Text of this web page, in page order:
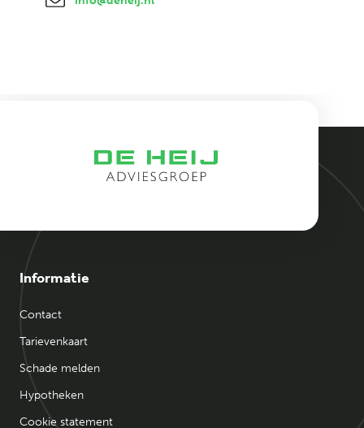
Informatie
Contact
Tarievenkaart
Schade melden
Hypotheken
Cookie statement